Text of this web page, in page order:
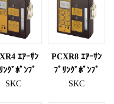
ｴｱｰｻﾝ
ﾝｸﾞﾎﾟﾝﾌﾟ
SKC
PCXR8 ｴｱｰｻﾝ
ﾌﾟﾘﾝｸﾞﾎﾟﾝﾌﾟ
SKC